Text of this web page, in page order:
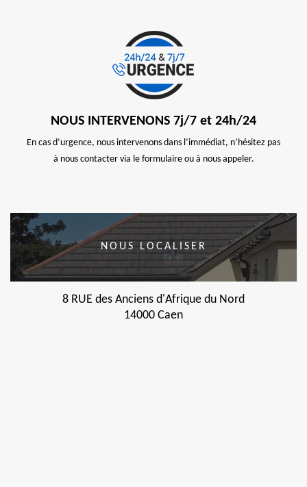
NOUS INTERVENONS 7j/7 et 24h/24
En cas d’urgence, nous intervenons dans l’immédiat, n’hésitez pas
à nous contacter via le formulaire ou à nous appeler.
NOUS LOCALISER
8 RUE des Anciens d'Afrique du Nord
14000 Caen